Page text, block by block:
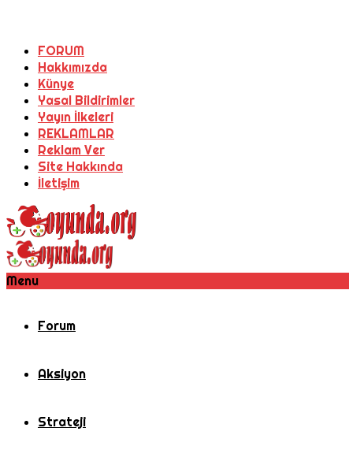
FORUM
Hakkımızda
Künye
Yasal Bildirimler
Yayın İlkeleri
REKLAMLAR
Reklam Ver
Site Hakkında
İletişim
Menu
Forum
Aksiyon
Strateji